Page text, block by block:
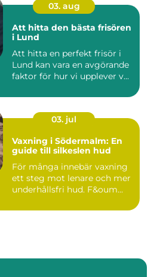
03. aug
Att hitta den bästa frisören
i Lund
Att hitta en perfekt frisör i
Lund kan vara en avgörande
faktor för hur vi upplever v...
03. jul
Vaxning i Södermalm: En
guide till silkeslen hud
För många innebär vaxning
ett steg mot lenare och mer
underhållsfri hud. F&oum...